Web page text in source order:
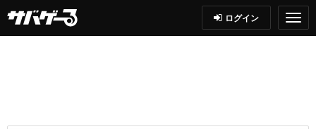
ログイン